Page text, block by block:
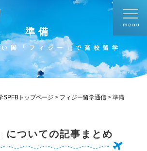
準備
国「フィジー」で高校留学
SPFBトップページ > フィジー留学通信 > 準備
についての記事まとめ